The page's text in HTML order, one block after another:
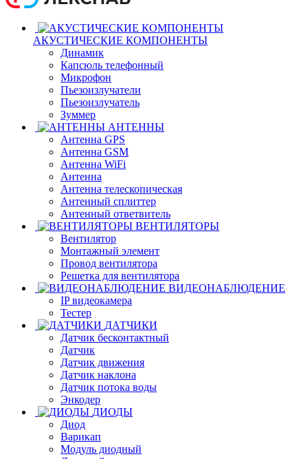
АКУСТИЧЕСКИЕ КОМПОНЕНТЫ
Динамик
Капсюль телефонный
Микрофон
Пьезоизлучатели
Пьезоизлучатель
Зуммер
АНТЕННЫ
Антенна GPS
Антенна GSM
Антенна WiFi
Антенна
Антенна телескопическая
Антенный сплиттер
Антенный ответвитель
ВЕНТИЛЯТОРЫ
Вентилятор
Монтажный элемент
Провод вентилятора
Решетка для вентилятора
ВИДЕОНАБЛЮДЕНИЕ
IP видеокамера
Тестер
ДАТЧИКИ
Датчик бесконтактный
Датчик
Датчик движения
Датчик наклона
Датчик потока воды
Энкодер
ДИОДЫ
Диод
Варикап
Модуль диодный